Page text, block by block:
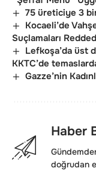
75 üreticiye 3
Kocaeli’de
Suçlamaları
Lefkoşa’da üst
KKTC’de
Gazze’nin
Haber
doğrudan